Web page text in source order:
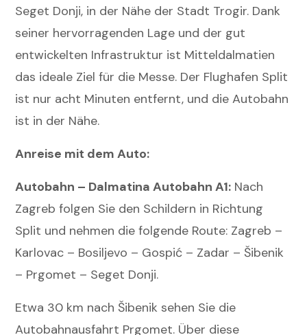
Seget Donji, in der Nähe der Stadt Trogir. Dank
seiner hervorragenden Lage und der gut
entwickelten Infrastruktur ist Mitteldalmatien
das ideale Ziel für die Messe. Der Flughafen Split
ist nur acht Minuten entfernt, und die Autobahn
ist in der Nähe.
Anreise mit dem Auto:
Autobahn – Dalmatina Autobahn A1: Nach
Zagreb folgen Sie den Schildern in Richtung
Split und nehmen die folgende Route: Zagreb –
Karlovac – Bosiljevo – Gospić – Zadar – Šibenik
– Prgomet – Seget Donji.
Etwa 30 km nach Šibenik sehen Sie die
Autobahnausfahrt Prgomet. Über diese